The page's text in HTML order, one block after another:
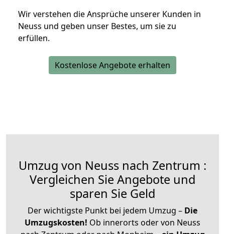
Wir verstehen die Ansprüche unserer Kunden in
Neuss und geben unser Bestes, um sie zu
erfüllen.
Kostenlose Angebote erhalten
Umzug von Neuss nach Zentrum :
Vergleichen Sie Angebote und
sparen Sie Geld
Der wichtigste Punkt bei jedem Umzug – Die
Umzugskosten! Ob innerorts oder von Neuss